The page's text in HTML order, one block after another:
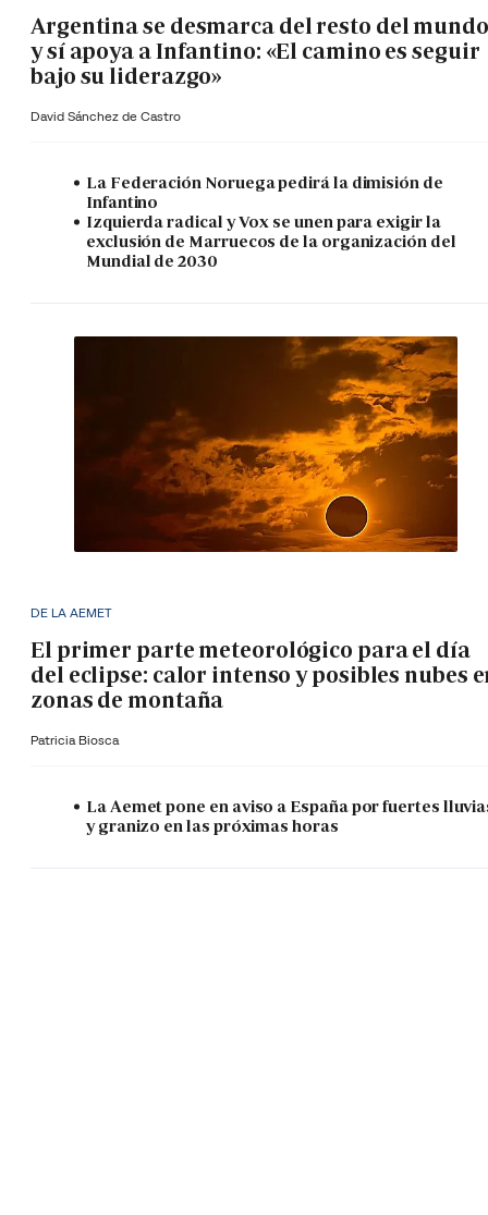
Argentina se desmarca del resto del mundo
y sí apoya a Infantino: «El camino es seguir
bajo su liderazgo»
David Sánchez de Castro
La Federación Noruega pedirá la dimisión de
Infantino
Izquierda radical y Vox se unen para exigir la
exclusión de Marruecos de la organización del
Mundial de 2030
DE LA AEMET
El primer parte meteorológico para el día
del eclipse: calor intenso y posibles nubes
zonas de montaña
Patricia Biosca
La Aemet pone en aviso a España por fuertes
y granizo en las próximas horas